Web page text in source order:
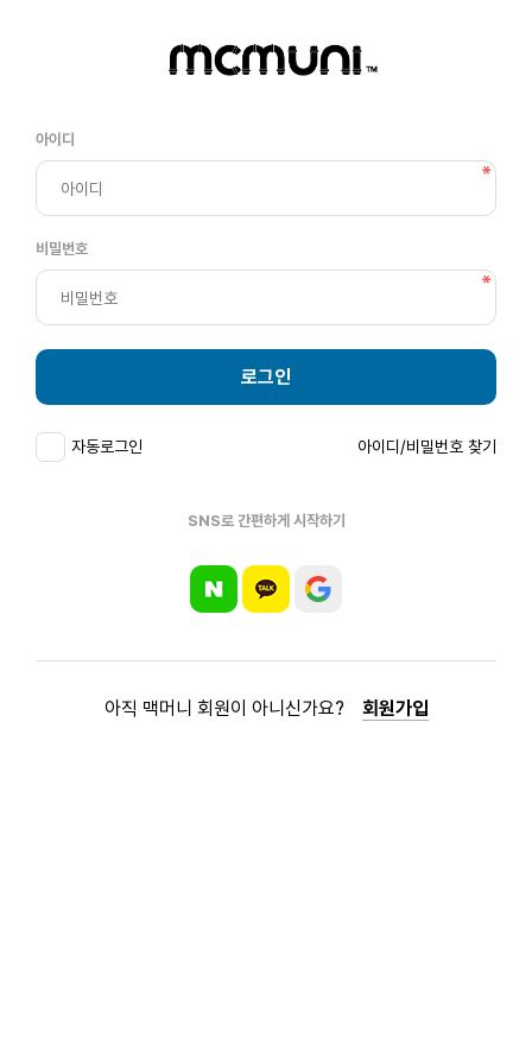
아이디
비밀번호
로그인
자동로그인 아이디/비밀번호 찾기
SNS로 간편하게 시작하기
아직 맥머니 회원이 아니신가요? 회원가입